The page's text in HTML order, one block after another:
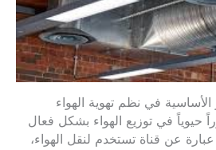
في نظم تهوية الهواء
حيوياً في توزيع الهواء بشكل فعال
عن قناة تستخدم لنقل الهواء،